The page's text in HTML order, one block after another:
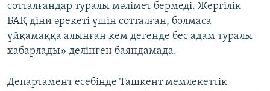
сотталғандар туралы мәлімет бермеді. Жергілік
БАҚ діни әрекеті үшін сотталған, болмаса
үйқамаққа алынған кем дегенде бес адам туралы
хабарлады» делінген баяндамада.
Департамент есебінде Ташкент мемлекеттік